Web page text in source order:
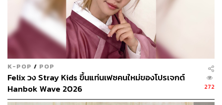
เก้า มีนานนท์
บรรณาธิการคัลเจอร์ สำนักข่าว THE
STANDARD
K-POP / POP
Felix วง Stray Kids ขึ้นแท่นเฟซคนใหม่ของโปรเจกต์
Hanbok Wave 2026
272